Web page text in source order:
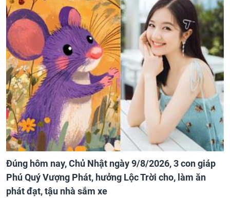
Đúng hôm nay, Chủ Nhật ngày 9/8/2026, 3 con giáp
Phú Quý Vượng Phát, hưởng Lộc Trời cho, làm ăn
phát đạt, tậu nhà sắm xe